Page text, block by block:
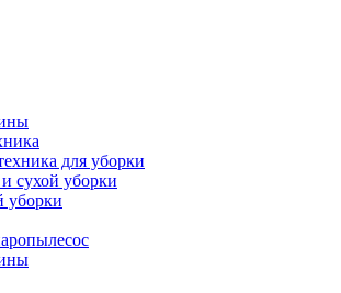
для уборки
сухой уборки
уборки